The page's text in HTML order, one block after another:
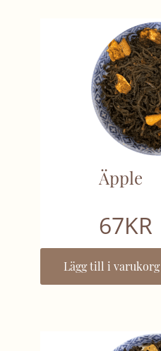
Äpple
67KR
Lägg till i varukorg